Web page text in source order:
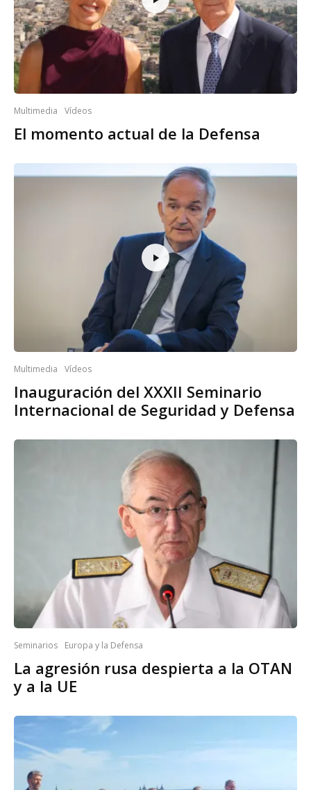
Multimedia Vídeos
El momento actual de la Defensa
Multimedia Vídeos
Inauguración del XXXII Seminario
Internacional de Seguridad y Defensa
Seminarios Europa y la Defensa
La agresión rusa despierta a la OTAN
y a la UE